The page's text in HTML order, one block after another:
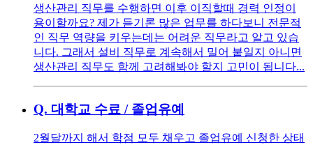
생산관리 직무를 수행하면 이후 이직할때 경력 인정이
용이할까요? 제가 듣기론 많은 업무를 하다보니 전문적
인 직무 역량을 키우는데는 어려운 직무라고 알고 있습
니다. 그래서 설비 직무로 계속해서 밀어 붙일지 아니면
생산관리 직무도 함께 고려해봐야 할지 고민이 됩니다...
Q. 대학교 수료 / 졸업유예
2월달까지 해서 학점 모두 채우고 졸업유예 신청한 상태